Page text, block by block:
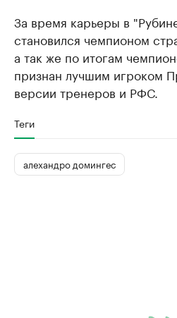
За время карьеры в
становился чемпионом
а так же по итогам
признан лучшим игроком
версии тренеров и РФС.
Теги
алехандро домингес